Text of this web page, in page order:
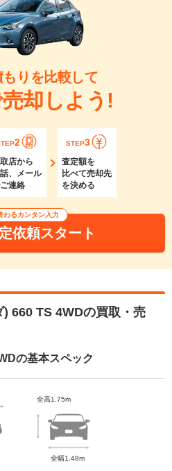
りを比較して
却しよう!
2
店から
、メール
連絡
STEP3
査定額を
比べて売却先
を決める
わるカンタン入力
依頼スタート
660 TS 4WDの買取・売
の基本スペック
全高1.75m
全幅1.48m